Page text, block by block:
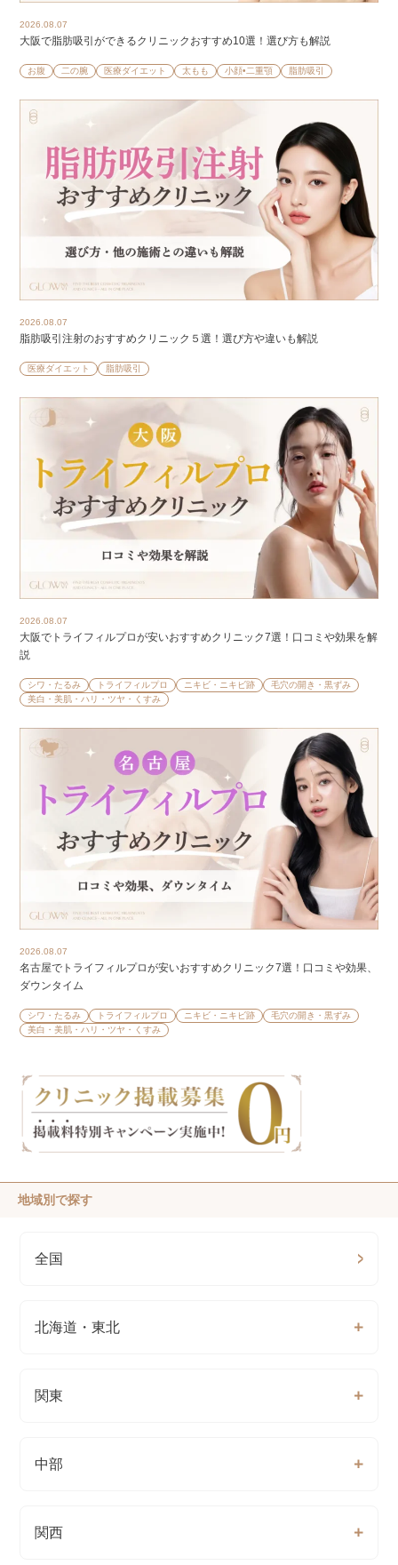
2026.08.07
大阪で脂肪吸引ができるクリニックおすすめ10選！選び方も解説
お腹 二の腕 医療ダイエット 太もも 小顔•二重顎 脂肪吸引
2026.08.07
脂肪吸引注射のおすすめクリニック５選！選び方や違いも解説
医療ダイエット 脂肪吸引
2026.08.07
大阪でトライフィルプロが安いおすすめクリニック7選！口コミや効果を解
説
シワ・たるみ トライフィルプロ ニキビ・ニキビ跡
毛穴の開き・黒ずみ
美白・美肌・ハリ・ツヤ・くすみ
2026.08.07
名古屋でトライフィルプロが安いおすすめクリニック7選！口コミや効果、
ダウンタイム
シワ・たるみ トライフィルプロ ニキビ・ニキビ跡
毛穴の開き・黒ずみ
美白・美肌・ハリ・ツヤ・くすみ
地域別で探す
全国
北海道・東北
関東
中部
関西